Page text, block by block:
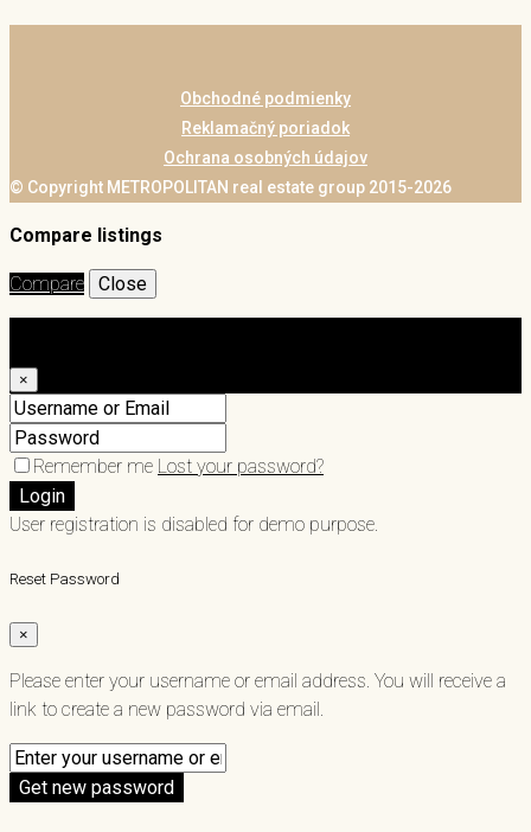
Obchodné podmienky
Reklamačný poriadok
Ochrana osobných údajov
© Copyright METROPOLITAN real estate group 2015-2026
Compare listings
Compare Close
×
Remember me Lost your password?
Login
User registration is disabled for demo purpose.
Reset Password
×
Please enter your username or email address. You will receive a
link to create a new password via email.
Get new password